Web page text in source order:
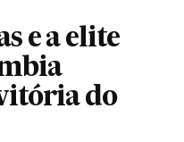
e a elite
do